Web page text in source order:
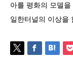
아를 평화의 모델
일한터널의 이상을